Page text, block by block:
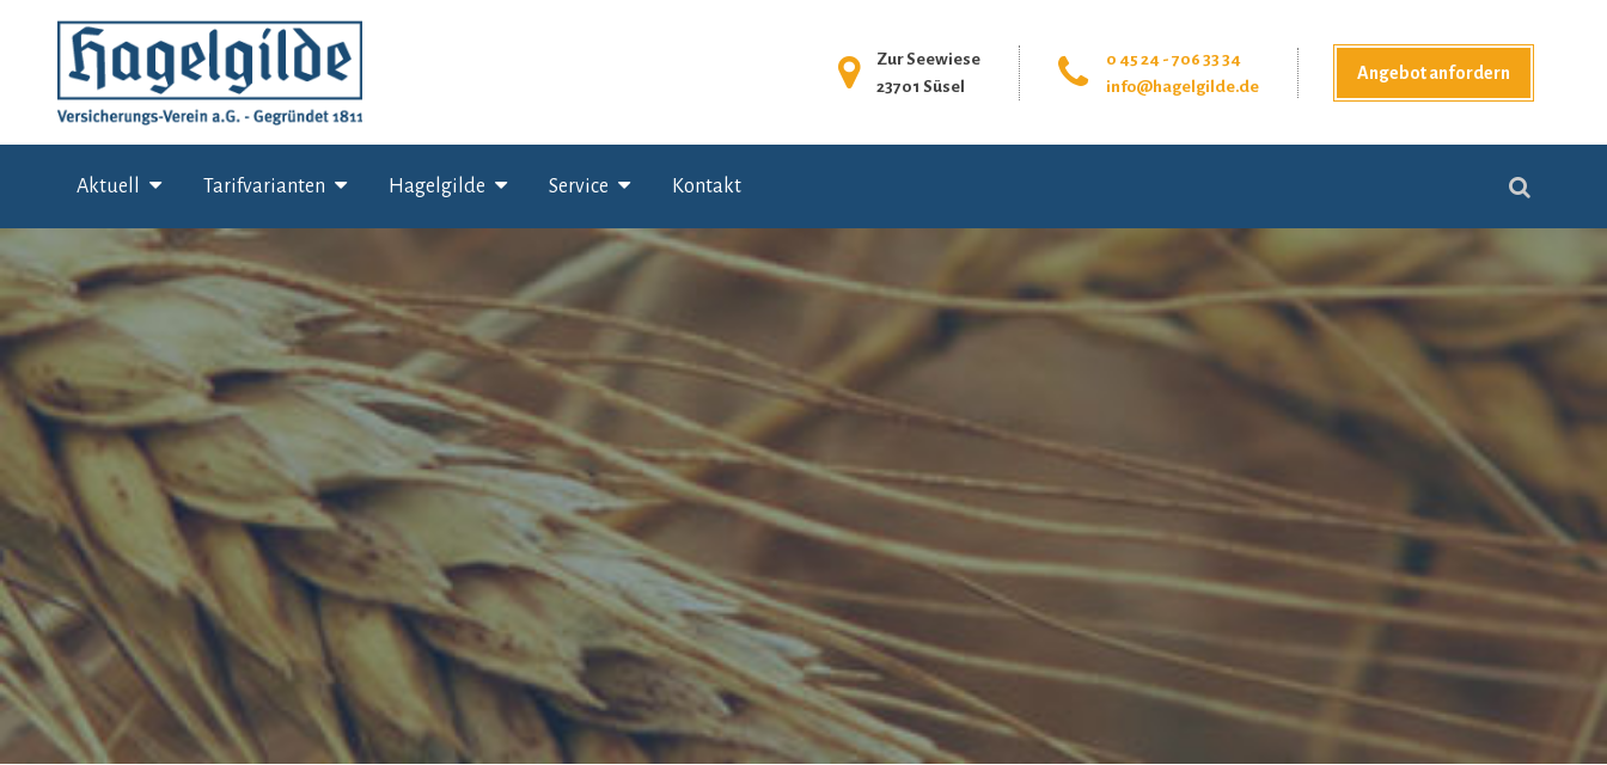
Zur Seewiese
23701 Süsel
0 45 24 - 706 33 34
info@hagelgilde.de
Angebot anfordern
Aktuell Tarifvarianten Hagelgilde Service Kontakt
nach: